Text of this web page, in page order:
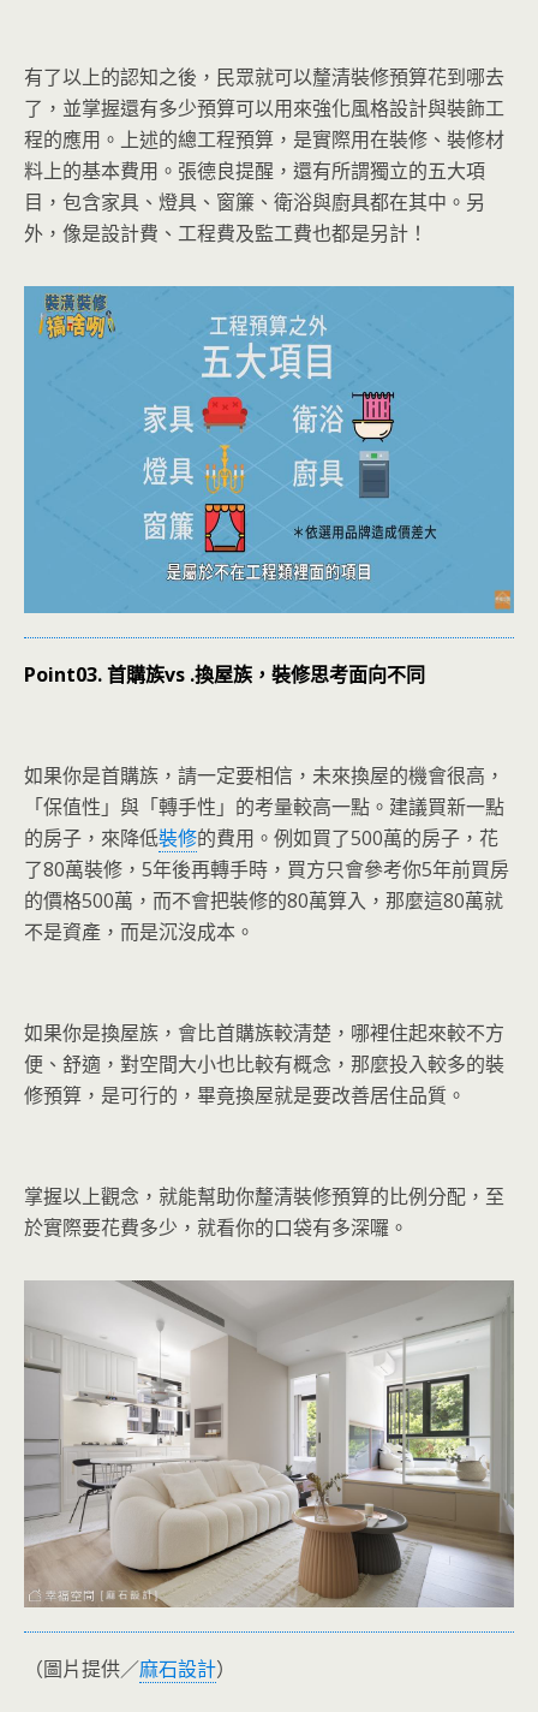
有了以上的認知之後，民眾就可以釐清裝修預算花到哪去
了，並掌握還有多少預算可以用來強化風格設計與裝飾工
程的應用。上述的總工程預算，是實際用在裝修、裝修材
料上的基本費用。張德良提醒，還有所謂獨立的五大項
目，包含家具、燈具、窗簾、衛浴與廚具都在其中。另
外，像是設計費、工程費及監工費也都是另計！
Point03. 首購族vs .換屋族，裝修思考面向不同
如果你是首購族，請一定要相信，未來換屋的機會很高，
「保值性」與「轉手性」的考量較高一點。建議買新一點
的房子，來降低裝修的費用。例如買了500萬的房子，花
了80萬裝修，5年後再轉手時，買方只會參考你5年前買房
的價格500萬，而不會把裝修的80萬算入，那麼這80萬就
不是資產，而是沉沒成本。
如果你是換屋族，會比首購族較清楚，哪裡住起來較不方
便、舒適，對空間大小也比較有概念，那麼投入較多的裝
修預算，是可行的，畢竟換屋就是要改善居住品質。
掌握以上觀念，就能幫助你釐清裝修預算的比例分配，至
於實際要花費多少，就看你的口袋有多深囉。
（圖片提供／麻石設計）